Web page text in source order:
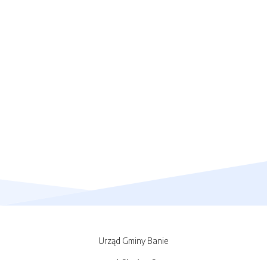
Urząd Gminy Banie